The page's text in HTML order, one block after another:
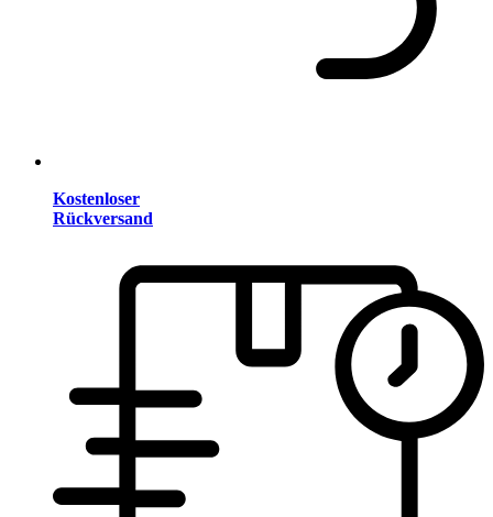
Kostenloser
Rückversand